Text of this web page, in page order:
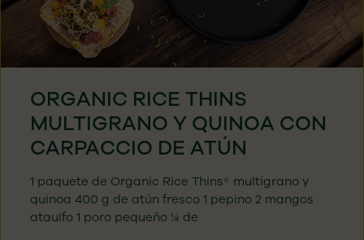
ORGANIC RICE THINS
MULTIGRANO Y QUINOA CON
CARPACCIO DE ATÚN
1 paquete de Organic Rice Thins® multigrano y
quinoa 400 g de atún fresco 1 pepino 2 mangos
ataulfo 1 poro pequeño ¼ de